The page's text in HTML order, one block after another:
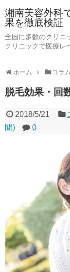
湘南美容外科
果を徹底検証
全国に多数のクリニ
クリニックで医療レ
ホーム コラム
脱毛効果・回
2018/5/21
間)
0